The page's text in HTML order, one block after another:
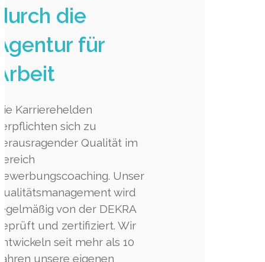
die
für
Karrierehelden
sich zu
Qualität im
Unser
wird
von der DEKRA
und zertifiziert. Wir
seit mehr als 10
unsere eigenen